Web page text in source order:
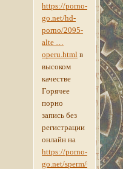
https://porno-
go.net/hd-
porno/2095-
alte …
operu.html в
высоком
качестве
Горячее
порно
запись без
регистрации
онлайн на
https://porno-
go.net/sperm/6524-